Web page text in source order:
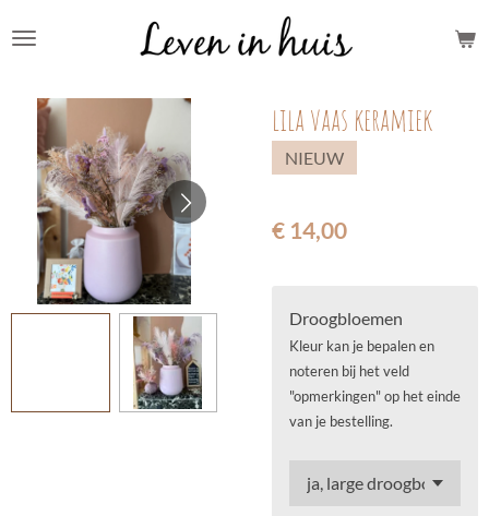
hoofdinhoud
lila vaas keramiek
NIEUW
€ 14,00
Droogbloemen
Kleur kan je bepalen en
noteren bij het veld
"opmerkingen" op het einde
van je bestelling.